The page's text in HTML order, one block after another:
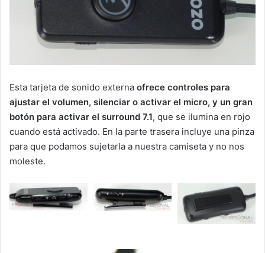
Esta tarjeta de sonido externa ofrece controles para
ajustar el volumen, silenciar o activar el micro, y un gran
botón para activar el surround 7.1, que se ilumina en rojo
cuando está activado. En la parte trasera incluye una pinza
para que podamos sujetarla a nuestra camiseta y no nos
moleste.